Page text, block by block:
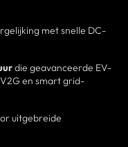
met snelle DC-
die geavanceerde EV-
en smart grid-
uitgebreide